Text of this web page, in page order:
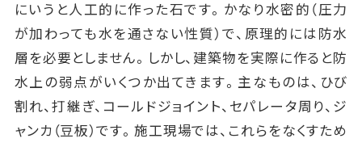
にいうと人工的に作った石です。かなり水密的（圧力
が加わっても水を通さない性質）で、原理的には防水
層を必要としません。しかし、建築物を実際に作ると防
水上の弱点がいくつか出てきます。主なものは、ひび
割れ、打継ぎ、コールドジョイント、セパレータ周り、ジ
ャンカ（豆板）です。施工現場では、これらをなくすため